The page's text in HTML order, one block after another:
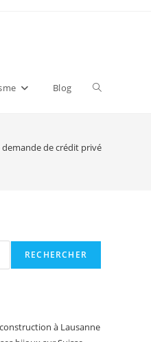
Blog Toggle
de crédit privé
RECHERCHER
à Lausanne